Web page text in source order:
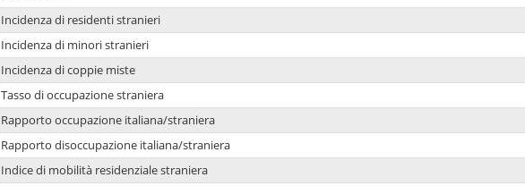
Incidenza di residenti stranieri
Incidenza di minori stranieri
Incidenza di coppie miste
Tasso di occupazione straniera
Rapporto occupazione italiana/straniera
Rapporto disoccupazione italiana/straniera
Indice di mobilità residenziale straniera